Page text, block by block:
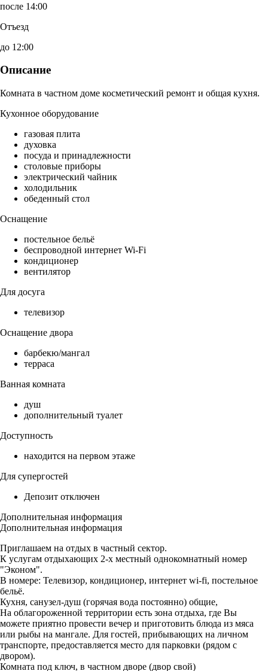
после 14:00
Отъезд
до 12:00
Описание
Комната в частном доме косметический ремонт и общая кухня.
Кухонное оборудование
газовая плита
духовка
посуда и принадлежности
столовые приборы
электрический чайник
холодильник
обеденный стол
Оснащение
постельное бельё
беспроводной интернет Wi-Fi
кондиционер
вентилятор
Для досуга
телевизор
Оснащение двора
барбекю/мангал
терраса
Ванная комната
душ
дополнительный туалет
Доступность
находится на первом этаже
Для супергостей
Депозит отключен
Дополнительная информация
Дополнительная информация
Приглашаем на отдых в частный сектор.
К услугам отдыхающих 2-х местный однокомнатный номер
"Эконом".
В номере: Телевизор, кондиционер, интернет wi-fi, постельное
бельё.
Кухня, санузел-душ (горячая вода постоянно) общие,
На облагороженной территории есть зона отдыха, где Вы
можете приятно провести вечер и приготовить блюда из мяса
или рыбы на мангале. Для гостей, прибывающих на личном
транспорте, предоставляется место для парковки (рядом с
двором).
Комната под ключ, в частном дворе (двор свой)